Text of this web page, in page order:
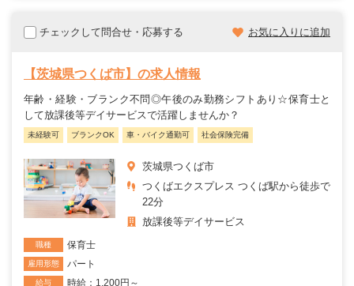
チェックして問合せ・応募する お気に入りに追加
【茨城県つくば市】の求人情報
年齢・経験・ブランク不問◎午後のみ勤務シフトあり☆保育士と
して放課後等デイサービスで活躍しませんか？
未経験可 ブランクOK 車・バイク通勤可 社会保険完備
茨城県つくば市
つくばエクスプレス つくば駅から徒歩で
22分
放課後等デイサービス
職種 保育士
雇用形態 パート
給与 時給：1,200円～